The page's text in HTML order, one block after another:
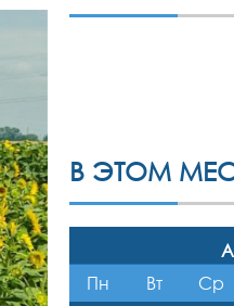
В ЭТОМ
Пн
Вт Ср